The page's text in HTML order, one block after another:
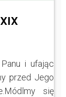
i ufając
przed Jego
się